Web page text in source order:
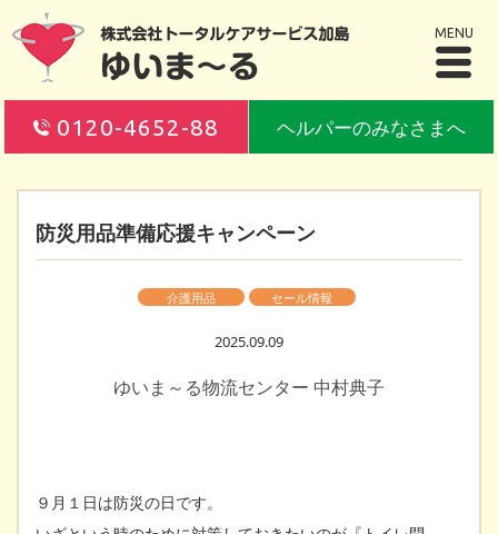
MENU
0120-4652-88 ヘルパーのみなさまへ
防災用品準備応援キャンペーン
介護用品 セール情報
2025.09.09
ゆいま～る物流センター 中村典子
９月１日は防災の日です。